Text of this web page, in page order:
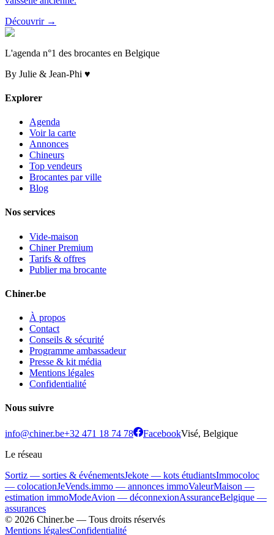
Découvrir →
L'agenda n°1 des brocantes en Belgique
By Julie & Jean-Phi ♥
Explorer
Agenda
Voir la carte
Annonces
Chineurs
Top vendeurs
Brocantes par ville
Blog
Nos services
Vide-maison
Chiner Premium
Tarifs & offres
Publier ma brocante
Chiner.be
À propos
Contact
Conseils & sécurité
Programme ambassadeur
Presse & kit média
Mentions légales
Confidentialité
Nous suivre
info@chiner.be+32 471 18 74 78 FacebookVisé, Belgique
Le réseau
Sortiz — sorties & événementsJekote — kots étudiantsImmocoloc
— colocationJeVends.immo — annonces immoValeurMaison —
estimation immoModeAvion — déconnexionAssuranceBelgique —
assurances
© 2026 Chiner.be — Tous droits réservés
Mentions légalesConfidentialité